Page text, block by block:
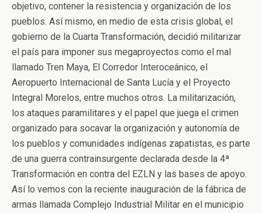
objetivo, contener la resistencia y organización de los
pueblos. Así mismo, en medio de esta crisis global, el
gobierno de la Cuarta Transformación, decidió militarizar
el país para imponer sus megaproyectos como el mal
llamado Tren Maya, El Corredor Interoceánico, el
Aeropuerto Internacional de Santa Lucía y el Proyecto
Integral Morelos, entre muchos otros. La militarización,
los ataques paramilitares y el papel que juega el crimen
organizado para socavar la organización y autonomía de
los pueblos y comunidades indígenas zapatistas, es parte
de una guerra contrainsurgente declarada desde la 4ª
Transformación en contra del EZLN y las bases de apoyo.
Así lo vemos con la reciente inauguración de la fábrica de
armas llamada Complejo Industrial Militar en el municipio